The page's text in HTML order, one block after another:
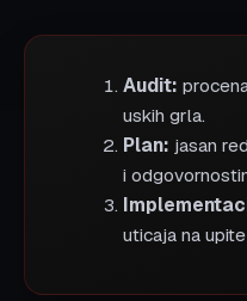
Audit:
uskih grla.
Plan: jasan
i
uticaja na